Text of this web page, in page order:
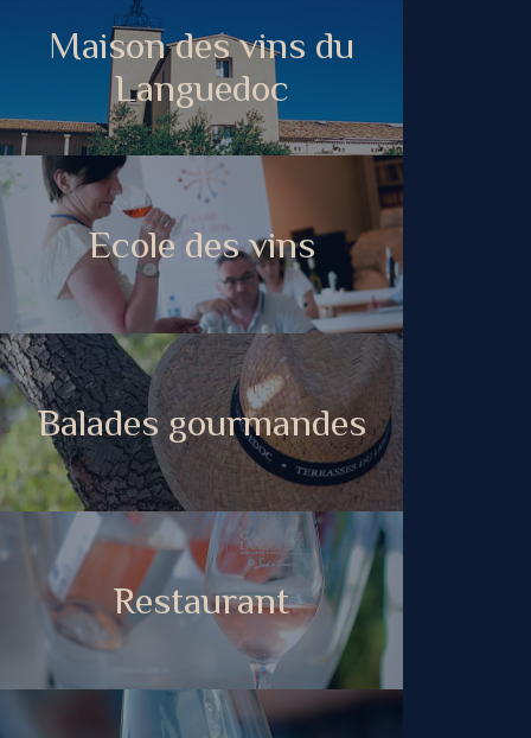
Maison des vins du
Languedoc
Ecole des vins
Balades gourmandes
Restaurant